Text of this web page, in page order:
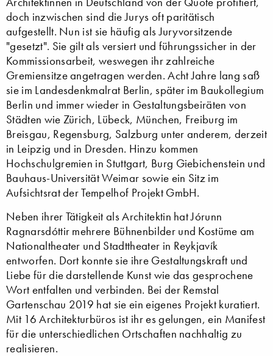
doch inzwischen sind die Jurys oft paritätisch
aufgestellt. Nun ist sie häufig als Juryvorsitzende
"gesetzt". Sie gilt als versiert und führungssicher in der
Kommissionsarbeit, weswegen ihr zahlreiche
Gremiensitze angetragen werden. Acht Jahre lang saß
sie im Landesdenkmalrat Berlin, später im Baukollegium
Berlin und immer wieder in Gestaltungsbeiräten von
Städten wie Zürich, Lübeck, München, Freiburg im
Breisgau, Regensburg, Salzburg unter anderem, derzeit
in Leipzig und in Dresden. Hinzu kommen
Hochschulgremien in Stuttgart, Burg Giebichenstein und
Bauhaus-Universität Weimar sowie ein Sitz im
Aufsichtsrat der Tempelhof Projekt GmbH.
Neben ihrer Tätigkeit als Architektin hat Jórunn
Ragnarsdóttir mehrere Bühnenbilder und Kostüme am
Nationaltheater und Stadttheater in Reykjavík
entworfen. Dort konnte sie ihre Gestaltungskraft und
Liebe für die darstellende Kunst wie das gesprochene
Wort entfalten und verbinden. Bei der Remstal
Gartenschau 2019 hat sie ein eigenes Projekt kuratiert.
Mit 16 Architekturbüros ist ihr es gelungen, ein Manifest
für die unterschiedlichen Ortschaften nachhaltig zu
realisieren.